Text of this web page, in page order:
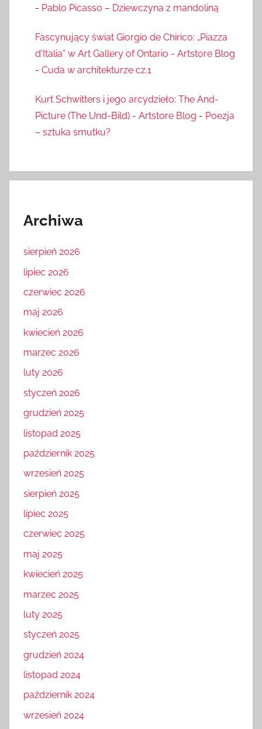
- Pablo Picasso – Dziewczyna z mandoliną
Fascynujący świat Giorgio de Chirico: „Piazza
d'Italia” w Art Gallery of Ontario - Artstore Blog
- Cuda w architekturze cz.1
Kurt Schwitters i jego arcydzieło: The And-
Picture (The Und-Bild) - Artstore Blog - Poezja
– sztuka smutku?
Archiwa
sierpień 2026
lipiec 2026
czerwiec 2026
maj 2026
kwiecień 2026
marzec 2026
luty 2026
styczeń 2026
grudzień 2025
listopad 2025
październik 2025
wrzesień 2025
sierpień 2025
lipiec 2025
czerwiec 2025
maj 2025
kwiecień 2025
marzec 2025
luty 2025
styczeń 2025
grudzień 2024
listopad 2024
październik 2024
wrzesień 2024